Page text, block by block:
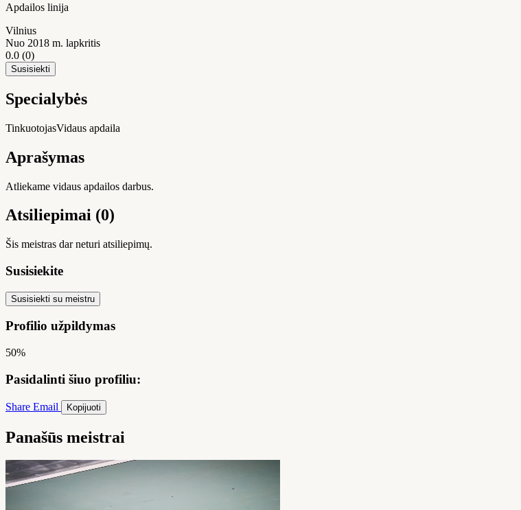
Apdailos linija
Vilnius
Nuo 2018 m. lapkritis
0.0 (0)
Susisiekti
Specialybės
TinkuotojasVidaus apdaila
Aprašymas
Atliekame vidaus apdailos darbus.
Atsiliepimai (0)
Šis meistras dar neturi atsiliepimų.
Susisiekite
Susisiekti su meistru
Profilio užpildymas
50%
Pasidalinti šiuo profiliu:
Share Email Kopijuoti
Panašūs meistrai